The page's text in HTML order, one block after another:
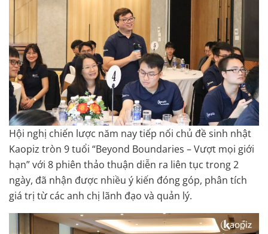
Hội nghị chiến lược năm nay tiếp nối chủ đề sinh nhật
Kaopiz tròn 9 tuổi “Beyond Boundaries – Vượt mọi giới
hạn” với 8 phiên thảo thuận diễn ra liên tục trong 2
ngày, đã nhận được nhiều ý kiến đóng góp, phân tích
giá trị từ các anh chị lãnh đạo và quản lý.